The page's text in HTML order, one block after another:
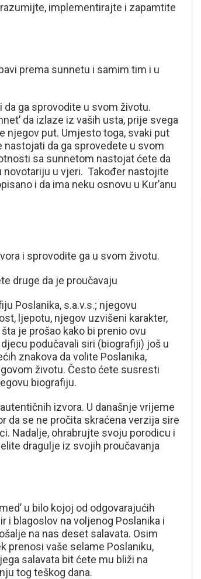
razumijte, implementirajte i zapamtite
prema sunnetu i samim tim i u
ga sprovodite u svom životu.
da izlaze iz vaših usta, prije svega
njegov put. Umjesto toga, svaki put
da ga sprovedete u svom
sa sunnetom nastojat ćete da
novotariju u vjeri. Također nastojite
i da ima neku osnovu u Kur’anu
i sprovodite ga u svom životu.
druge da je proučavaju
Poslanika, s.a.v.s.; njegovu
ljepotu, njegov uzvišeni karakter,
je prošao kako bi prenio ovu
podučavali siri (biografiji) još u
znakova da volite Poslanika,
životu. Često ćete susresti
biografiju.
izvora. U današnje vrijeme
da se ne pročita skraćena verzija sire
Nadalje, ohrabrujte svoju porodicu i
dragulje iz svojih proučavanja
u bilo kojoj od odgovarajućih
i blagoslov na voljenog Poslanika i
na nas deset salavata. Osim
prenosi vaše selame Poslaniku,
salavata bit ćete mu bliži na
tog teškog dana.